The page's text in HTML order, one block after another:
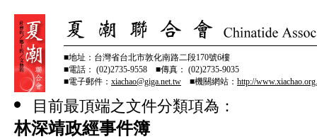
■地址：台灣省台北市敦化南路二段170號6樓
■電話： (02)2735-9558 ■傳真： (02)2735-9035
■電子郵件： xiachao@giga.net.tw ■機關網站： http://
目前最頂端之文件分類項為：
林深靖政經事件簿